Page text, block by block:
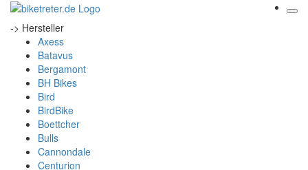
-> Hersteller
Axess
Batavus
Bergamont
BH Bikes
Bird
BirdBike
Boettcher
Bulls
Cannondale
Centurion